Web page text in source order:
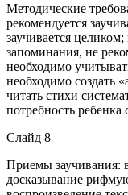
Методические
рекомендуется
заучивается
запоминания, не
необходимо
необходимо создать
читать стихи
потребность
Слайд 8
Приемы заучивания:
досказывание